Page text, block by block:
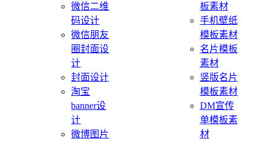
微信二维
码设计
微信朋友
圈封面设
计
封面设计
淘宝
banner设
计
微博图片
板素材
手机壁纸
模板素材
名片模板
素材
竖版名片
模板素材
DM宣传
单模板素
材